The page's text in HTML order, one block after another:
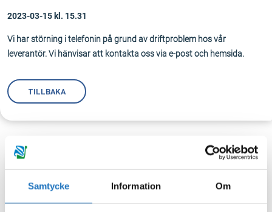
Samtycke Information Om
2023-03-15 kl. 15.31
Vi har störning i telefonin på grund av driftproblem hos vår
leverantör. Vi hänvisar att kontakta oss via e-post och hemsida.
TILLBAKA
Anmäl dig till vår sms-tjänst.
Vår sms-tjänst använder vi enbart för att kunna informera dig